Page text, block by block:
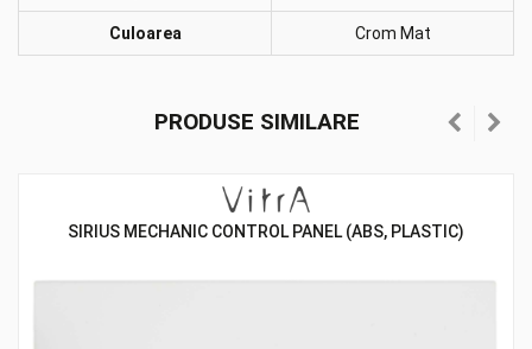
Culoarea Crom Mat
PRODUSE SIMILARE
SIRIUS MECHANIC CONTROL PANEL (ABS, PLASTIC)